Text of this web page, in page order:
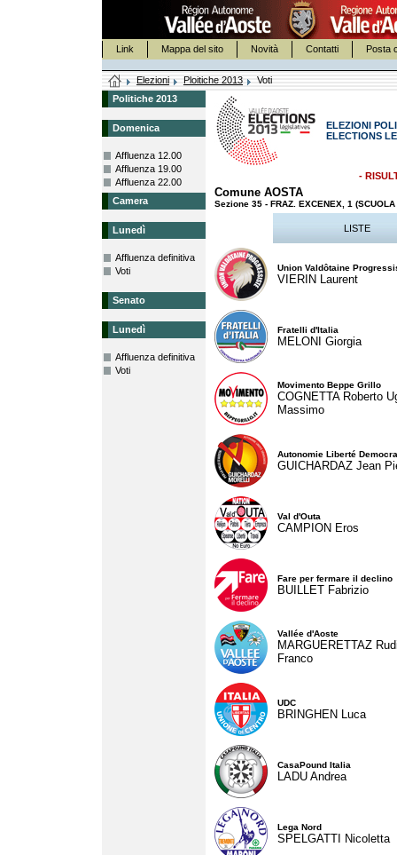
Link Mappa del sito Novità Contatti Posta
Elezioni Ploitiche 2013
Voti
Politiche 2013
Domenica
Affluenza 12.00
Affluenza 19.00
Affluenza 22.00
Camera
Lunedì
Affluenza definitiva
Voti
Senato
Lunedì
Affluenza definitiva
Voti
ELEZIONI
ELECTIONS
-
Comune AOSTA
Sezione 35 - FRAZ. EXCENEX, 1 (SCUOLA
LISTE
Union Valdôtaine
VIERIN Laurent
Fratelli d'Italia
MELONI Giorgia
Movimento Beppe Grillo
COGNETTA Roberto
Massimo
Autonomie Liberté
GUICHARDAZ Jean
Val d'Outa
CAMPION Eros
Fare per fermare il declino
BUILLET Fabrizio
Vallée d'Aoste
MARGUERETTAZ
Franco
UDC
BRINGHEN Luca
CasaPound Italia
LADU Andrea
Lega Nord
SPELGATTI Nicoletta